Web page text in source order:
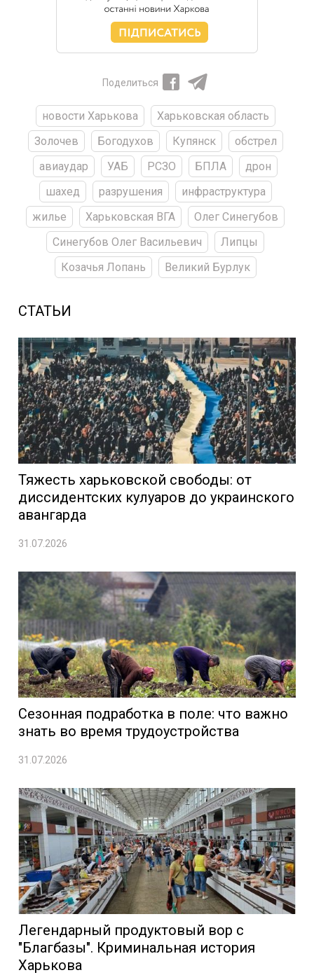
Поделиться
новости Харькова
Харьковская область
Золочев
Богодухов Купянск
обстрел
авиаудар
УАБ РСЗО БПЛА
дрон
шахед
разрушения
инфраструктура
жилье
Харьковская ВГА
Олег Синегубов
Синегубов Олег Васильевич
Липцы
Козачья Лопань
Великий Бурлук
СТАТЬИ
Тяжесть харьковской свободы: от
диссидентских кулуаров до украинского
авангарда
31.07.2026
Сезонная подработка в поле: что важно
знать во время трудоустройства
31.07.2026
Легендарный продуктовый вор с
"Благбазы". Криминальная история
Харькова